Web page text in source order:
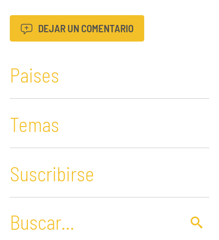
DEJAR UN COMENTARIO
Paises
Temas
Suscribirse